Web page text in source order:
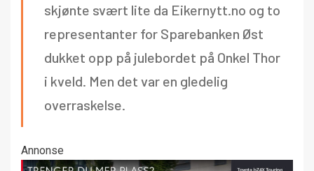
skjønte svært lite da Eikernytt.no og to
representanter for Sparebanken Øst
dukket opp på julebordet på Onkel Thor
i kveld. Men det var en gledelig
overraskelse.
Annonse